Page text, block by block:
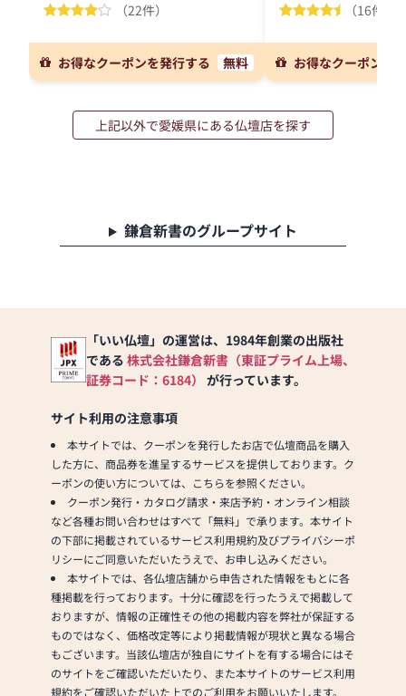
（22件）
お得なクーポンを発行する 無料
（16件）
お得なクーポンを
上記以外で愛媛県にある仏壇店を探す
鎌倉新書のグループサイト
「いい仏壇」の運営は、1984年創業の出版社
である 株式会社鎌倉新書（東証プライム上場、
証券コード：6184） が行っています。
サイト利用の注意事項
本サイトでは、クーポンを発行したお店で仏壇商品を購入
した方に、商品券を進呈するサービスを提供しております。ク
ーポンの使い方については、こちらを参照ください。
クーポン発行・カタログ請求・来店予約・オンライン相談
など各種お問い合わせはすべて「無料」で承ります。本サイト
の下部に掲載されているサービス利用規約及びプライバシーポ
リシーにご同意いただいたうえで、お申し込みください。
本サイトでは、各仏壇店舗から申告された情報をもとに各
種掲載を行っております。十分に確認を行ったうえで掲載して
おりますが、情報の正確性その他の掲載内容を弊社が保証する
ものではなく、価格改定等により掲載情報が現状と異なる場合
もございます。当該仏壇店が独自にサイトを有する場合にはそ
のサイトをご確認いただいたり、また本サイトのサービス利用
規約をご確認いただいた上でのご利用をお願いいたします。